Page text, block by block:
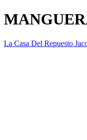
La Casa Del Repuesto